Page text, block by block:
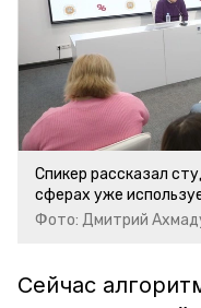
Спикер рассказал
сферах уже
Фото: Дмитрий
Сейчас